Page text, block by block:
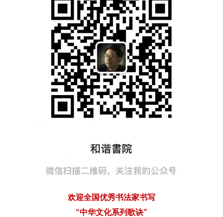
欢迎全国优秀书法家书写
“中华文化系列歌诀”